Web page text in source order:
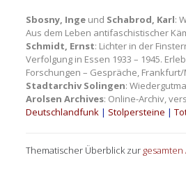
Sbosny, Ingeund Schabrod, Karl:
Aus dem Leben antifaschistischer
Schmidt, Ernst: Lichter in der
Verfolgung in Essen 1933 – 1945.
Forschungen – Gespräche, Frankfurt/
Stadtarchiv Solingen:
Arolsen Archives: Online-Archiv,
Deutschlandfunk| Stolpersteine |
Thematischer Überblick zur